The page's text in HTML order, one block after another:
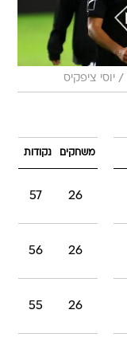
/ יוסי ציפקיס
משחקים נקודות
26
57
26
56
26
55